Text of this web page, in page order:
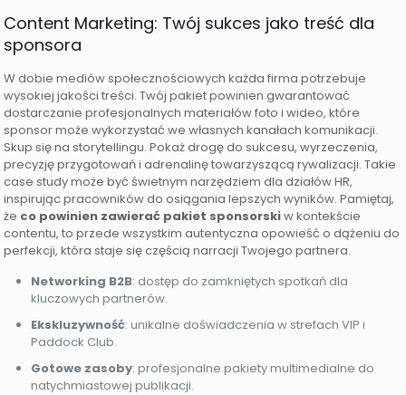
Content Marketing: Twój sukces jako treść dla
sponsora
W dobie mediów społecznościowych każda firma potrzebuje
wysokiej jakości treści. Twój pakiet powinien gwarantować
dostarczanie profesjonalnych materiałów foto i wideo, które
sponsor może wykorzystać we własnych kanałach komunikacji.
Skup się na storytellingu. Pokaż drogę do sukcesu, wyrzeczenia,
precyzję przygotowań i adrenalinę towarzyszącą rywalizacji. Takie
case study może być świetnym narzędziem dla działów HR,
inspirując pracowników do osiągania lepszych wyników. Pamiętaj,
że co powinien zawierać pakiet sponsorskiw kontekście
contentu, to przede wszystkim autentyczna opowieść o dążeniu do
perfekcji, która staje się częścią narracji Twojego partnera.
Networking B2B: dostęp do zamkniętych spotkań dla
kluczowych partnerów.
Ekskluzywność: unikalne doświadczenia w strefach VIP i
Paddock Club.
Gotowe zasoby: profesjonalne pakiety multimedialne do
natychmiastowej publikacji.